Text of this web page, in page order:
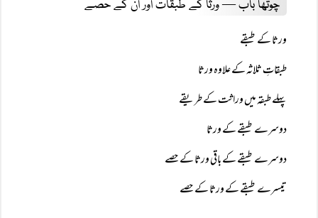
چوتھا باب — ورثا کے طبقات اور ان کے حصے
ورثا کے طبقے
طبقاتِ ثلاثہ کے علاوہ ورثا
پہلے طبقہ میں وراثت کے طریقے
دوسرے طبقے کے ورثا
دوسرے طبقے کے باقی ورثا کے حصے
تیسرے طبقے کے ورثا کے حصے